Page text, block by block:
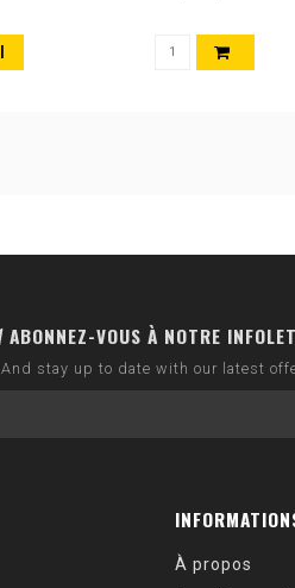
ABONNEZ-VOUS À NOTRE
And stay up to date with our latest
À propos